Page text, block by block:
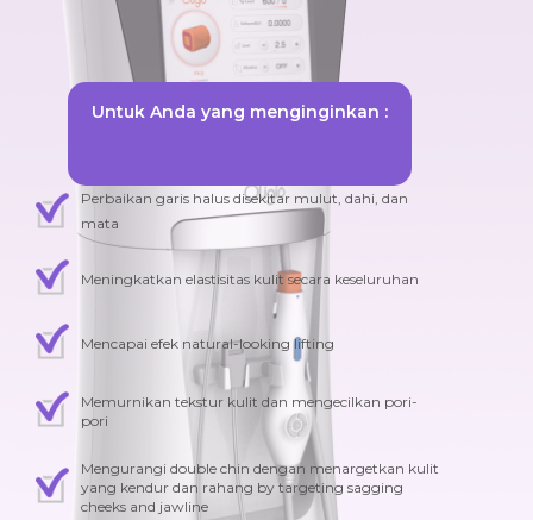
Untuk Anda yang menginginkan :
Perbaikan garis halus disekitar mulut, dahi, dan
mata
Meningkatkan elastisitas kulit secara keseluruhan
Mencapai efek natural-looking lifting
Memurnikan tekstur kulit dan mengecilkan pori-
pori
Mengurangi double chin dengan menargetkan kulit
yang kendur dan rahang by targeting sagging
cheeks and jawline